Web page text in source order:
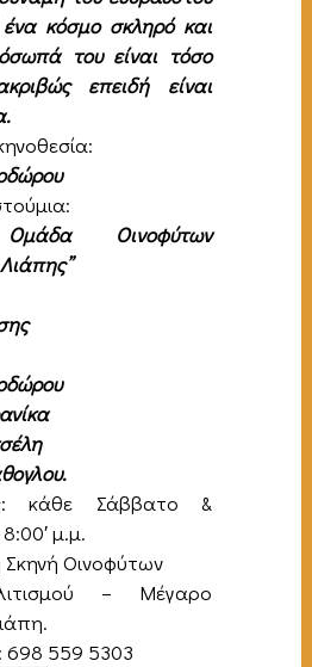
κόσμο σκληρό και
του είναι τόσο
επειδή είναι
Οινοφύτων
κάθε Σάββατο &
μ.μ.
Σκηνή Οινοφύτων
– Μέγαρο
698 559 5303